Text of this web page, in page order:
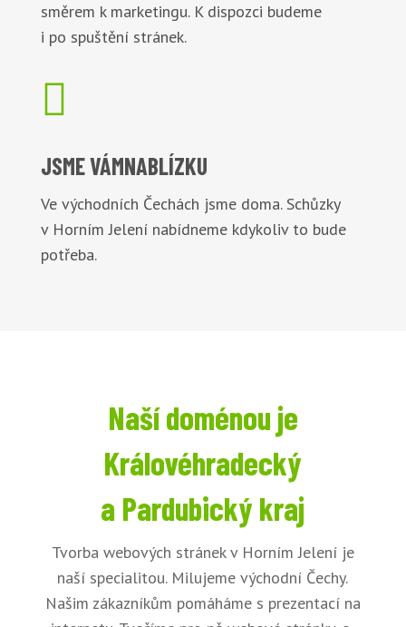
směrem k marketingu. K dispozci budeme
i po spuštění stránek.

JSME VÁMNABLÍZKU
Ve východních Čechách jsme doma. Schůzky
v Horním Jelení nabídneme kdykoliv to bude
potřeba.
Naší doménou je
Královéhradecký
a Pardubický kraj
Tvorba webových stránek v Horním Jelení je
naší specialitou. Milujeme východní Čechy.
Našim zákazníkům pomáháme s prezentací na